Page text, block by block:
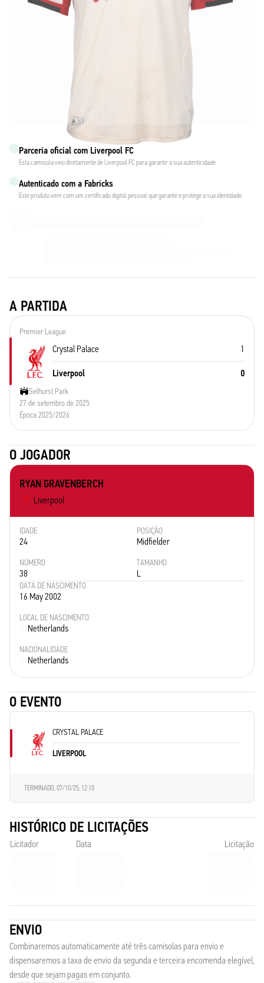
Parceria oficial com Liverpool FC
Esta camisola veio diretamente de Liverpool FC para garantir a sua autenticidade.
Autenticado com a Fabricks
Este produto vem com um certificado digital pessoal que garante e protege a sua identidade.
A PARTIDA
Premier League
Crystal Palace 1
Liverpool 0
Selhurst Park
27 de setembro de 2025
Época 2025/2026
O JOGADOR
RYAN GRAVENBERCH
Liverpool
IDADE
24
POSIÇÃO
Midfielder
NÚMERO
38
TAMANHO
L
DATA DE NASCIMENTO
16 May 2002
LOCAL DE NASCIMENTO
Netherlands
NACIONALIDADE
Netherlands
O EVENTO
CRYSTAL PALACE
LIVERPOOL
TERMINADO,07/10/25, 12:10
HISTÓRICO DE LICITAÇÕES
Licitador Data Licitação
ENVIO
Combinaremos automaticamente até três camisolas para envio e
dispensaremos a taxa de envio da segunda e terceira encomenda elegível,
desde que sejam pagas em conjunto.